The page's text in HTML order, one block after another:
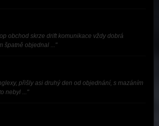
obchod skrze drift komunikace vždy dobrá
špatně objednal ..."
přišly asi druhý den od objednání, s mazáním
nebyl ..."